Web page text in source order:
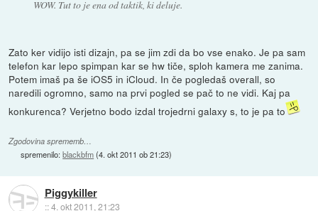
WOW. Tut to je ena od taktik, ki deluje.
Zato ker vidijo isti dizajn, pa se jim zdi da bo vse enako. Je pa sam
telefon kar lepo spimpan kar se hw tiče, sploh kamera me zanima.
Potem imaš pa še iOS5 in iCloud. In če pogledaš overall, so
naredili ogromno, samo na prvi pogled se pač to ne vidi. Kaj pa
konkurenca? Verjetno bodo izdal trojedrni galaxy s, to je pa to
Zgodovina sprememb…
spremenilo:blackbfm(4. okt 2011 ob 21:23)
Piggykiller
::4. okt 2011, 21:23